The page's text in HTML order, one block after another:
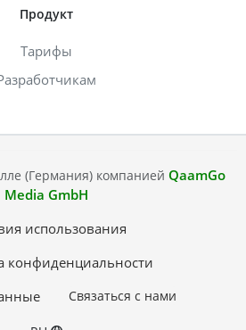
Продукт
Тарифы
(Германия) компанией QaamGo
Media GmbH
использования
конфиденциальности
Связаться с нами